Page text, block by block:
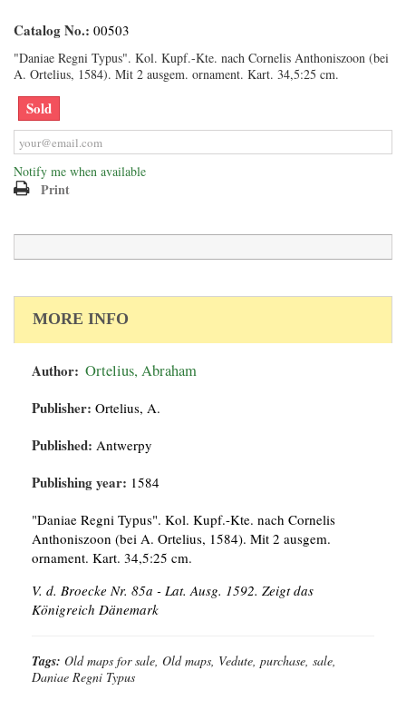
Catalog No.: 00503
"Daniae Regni Typus". Kol. Kupf.-Kte. nach Cornelis Anthoniszoon (bei
A. Ortelius, 1584). Mit 2 ausgem. ornament. Kart. 34,5:25 cm.
Sold
Notify me when available
Print
MORE INFO
Author: Ortelius, Abraham
Publisher: Ortelius, A.
Published: Antwerpy
Publishing year: 1584
"Daniae Regni Typus". Kol. Kupf.-Kte. nach Cornelis
Anthoniszoon (bei A. Ortelius, 1584). Mit 2 ausgem.
ornament. Kart. 34,5:25 cm.
V. d. Broecke Nr. 85a - Lat. Ausg. 1592. Zeigt das
Königreich Dänemark
Tags: Old maps for sale, Old maps, Vedute, purchase, sale,
Daniae Regni Typus